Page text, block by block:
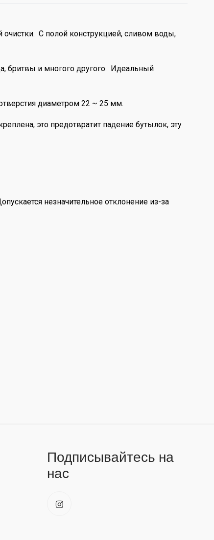
С полой конструкцией, сливом воды,
бритвы и многого другого. Идеальный
диаметром 22 ~ 25 мм.
это предотвратит падение бутылок, эту
незначительное отклонение из-за
Подписывайтесь на
нас